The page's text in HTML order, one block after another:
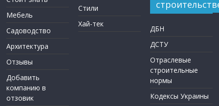
Мебель
Садоводство
Архитектура
Отзывы
Добавить
компанию в
отзовик
Стили
Хай-тек
ДБН
ДСТУ
Отраслевые
строительные
нормы
Кодексы Украины